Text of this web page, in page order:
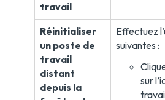
travail
Réinitialiser
un poste de
travail
distant
depuis la
Effectuez
suivantes :
sur